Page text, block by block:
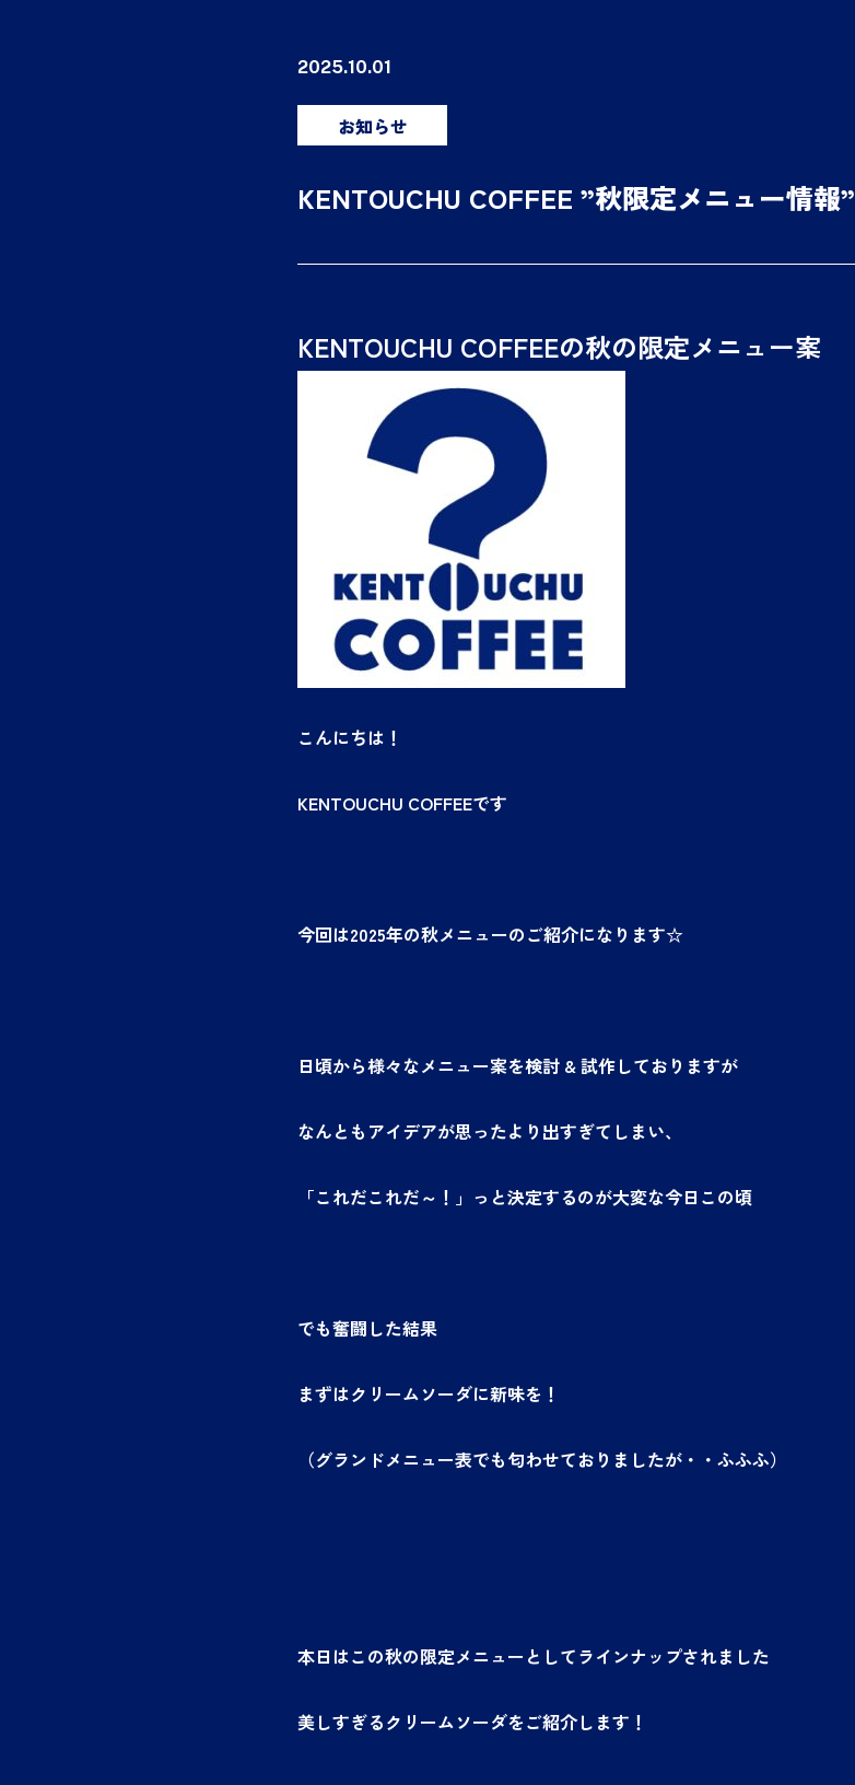
2025.10.01
お知らせ
KENTOUCHU COFFEE ”秋限定メニュー情報”
KENTOUCHU COFFEEの秋の限定メニュー案
こんにちは！
KENTOUCHU COFFEEです
今回は2025年の秋メニューのご紹介になります☆
日頃から様々なメニュー案を検討 & 試作しておりますが
なんともアイデアが思ったより出すぎてしまい、
「これだこれだ～！」っと決定するのが大変な今日この頃
でも奮闘した結果
まずはクリームソーダに新味を！
（グランドメニュー表でも匂わせておりましたが・・ふふふ）
本日はこの秋の限定メニューとしてラインナップされました
美しすぎるクリームソーダをご紹介します！